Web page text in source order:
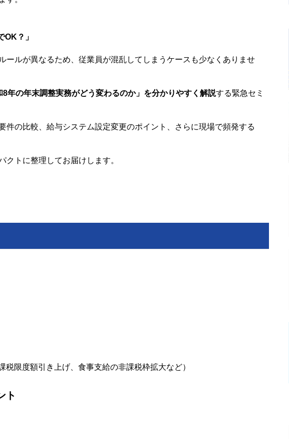
OK？」
ールが異なるため、従業員が混乱してしまうケースも少なくありませ
年の年末調整実務がどう変わるのか」を分かりやすく解説する緊急セミ
の比較、給与システム設定変更のポイント、さらに現場で頻発する
トに整理してお届けします。
限度額引き上げ、食事支給の非課税枠拡大など）
ト